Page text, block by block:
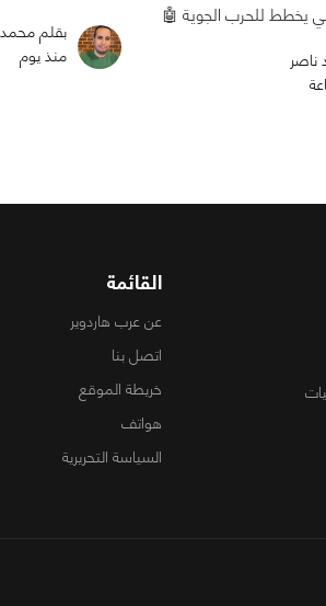
يخطط للحرب الجوية 🤖
ناصر
بقلم
منذ يوم
القائمة
عن عرب هاردوير
اتصل بنا
خريطة الموقع
هواتف
السياسة التحريرية